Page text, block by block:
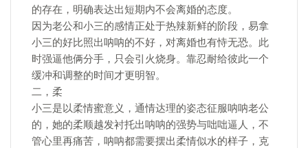
的存在，明确表达出短期内不会离婚的态度。
因为老公和小三的感情正处于热辣新鲜的阶段，易拿
小三的好比照出呐呐的不好，对离婚也有恃无恐。此
时强逼他俩分手，只会引火烧身。靠忍耐给彼此一个
缓冲和调整的时间才更明智。
二，柔
小三是以柔情蜜意义，通情达理的姿态征服呐呐老公
的，她的柔顺越发衬托出呐呐的强势与咄咄逼人，不
管心里再痛苦，呐呐都需要摆出柔情似水的样子，克